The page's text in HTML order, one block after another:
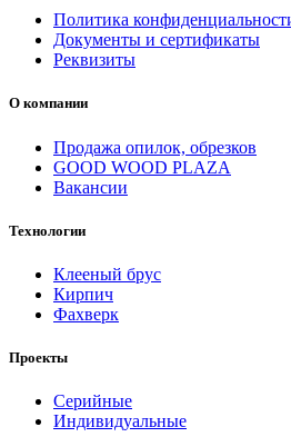
Политика
Документы и сертификаты
Реквизиты
О компании
Продажа опилок, обрезков
GOOD WOOD PLAZA
Вакансии
Технологии
Клееный брус
Кирпич
Фахверк
Проекты
Серийные
Индивидуальные